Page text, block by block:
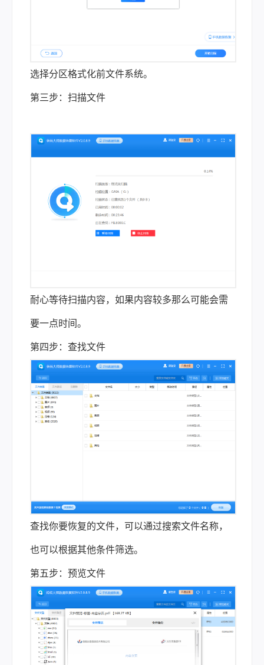
选择分区格式化前文件系统。
第三步：扫描文件
耐心等待扫描内容，如果内容较多那么可能会需
要一点时间。
第四步：查找文件
查找你要恢复的文件，可以通过搜索文件名称，
也可以根据其他条件筛选。
第五步：预览文件